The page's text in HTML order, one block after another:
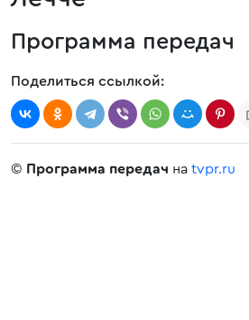
Программа передач
Поделиться ссылкой:
© Программа передач на tvpr.ru